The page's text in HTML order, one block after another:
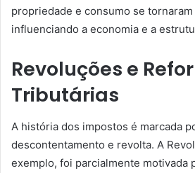
propriedade e consumo se
influenciando a economia e a
Revoluções e
Tributárias
A história dos impostos é marcada
descontentamento e revolta. A
exemplo, foi parcialmente motivada